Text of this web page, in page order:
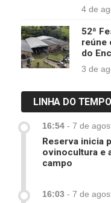
4 de
52ª
reúne
do
3 de
LINHA DO TEMPO
16:54 - 7 de
Reserva inicia
ovinocultura e
campo
16:03 - 7 de